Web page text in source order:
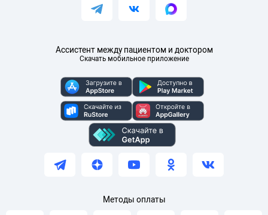
Ассистент между пациентом и доктором
Скачать мобильное приложение
Методы оплаты